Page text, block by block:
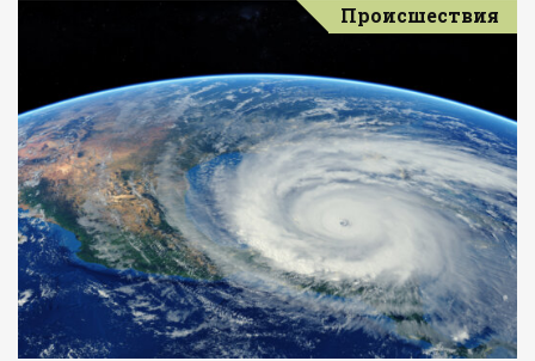
Происшествия